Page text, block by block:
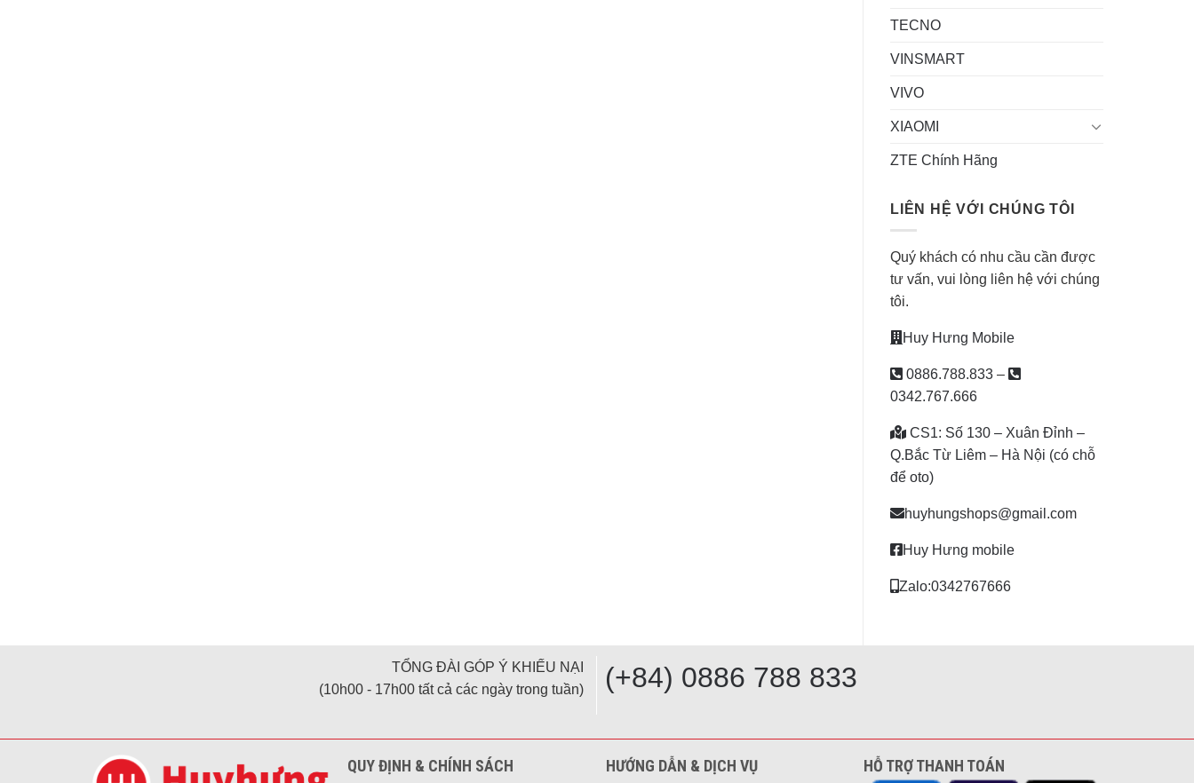
TECNO
VINSMART
VIVO
XIAOMI
ZTE Chính Hãng
LIÊN HỆ VỚI CHÚNG TÔI
Quý khách có nhu cầu cần được
tư vấn, vui lòng liên hệ với chúng
tôi.
Huy Hưng Mobile
0886.788.833 –
0342.767.666
CS1: Số 130 – Xuân Đỉnh –
Q.Bắc Từ Liêm – Hà Nội (có chỗ
để oto)
huyhungshops@gmail.com
Huy Hưng mobile
Zalo:0342767666
TỔNG ĐÀI GÓP Ý KHIẾU NẠI
(10h00 - 17h00 tất cả các ngày trong tuần)
(+84) 0886 788 833
QUY ĐỊNH & CHÍNH SÁCH HƯỚNG DẪN & DỊCH VỤ HỖ TRỢ THANH TOÁN